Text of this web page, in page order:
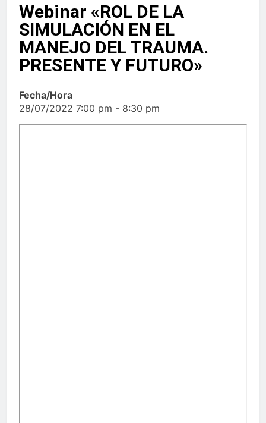
Webinar «ROL DE LA
SIMULACIÓN EN EL
MANEJO DEL TRAUMA.
PRESENTE Y FUTURO»
Fecha/Hora
28/07/2022 7:00 pm - 8:30 pm